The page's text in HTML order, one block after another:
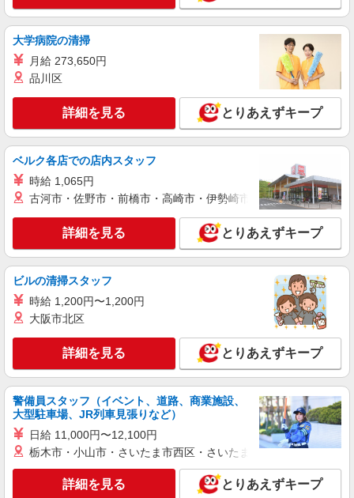
大学病院の清掃
月給 273,650円
品川区
詳細を見る とりあえずキープ
ベルク各店での店内スタッフ
時給 1,065円
古河市・佐野市・前橋市・高崎市・伊勢崎市・太田市・館林市
詳細を見る とりあえずキープ
ビルの清掃スタッフ
時給 1,200円〜1,200円
大阪市北区
詳細を見る とりあえずキープ
警備員スタッフ（イベント、道路、商業施設、
大型駐車場、JR列車見張りなど）
日給 11,000円〜12,100円
栃木市・小山市・さいたま市西区・さいたま市岩槻区・久喜市・
詳細を見る とりあえずキープ